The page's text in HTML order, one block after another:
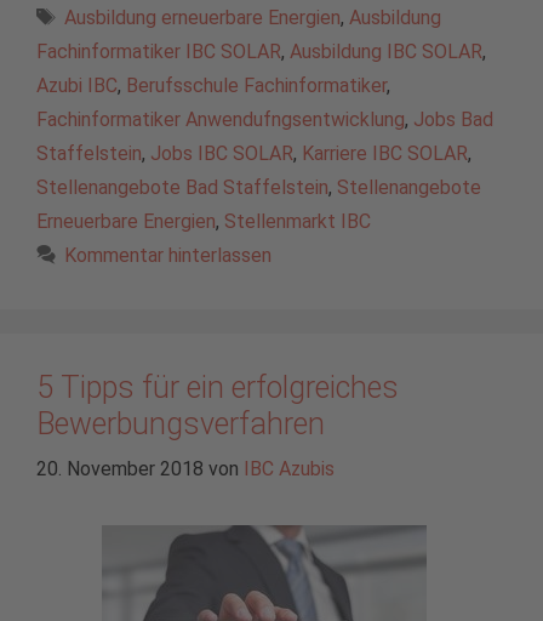
Schlagwörter
Ausbildung erneuerbare Energien, Ausbildung
Fachinformatiker IBC SOLAR, Ausbildung IBC SOLAR,
Azubi IBC, Berufsschule Fachinformatiker,
Fachinformatiker Anwendufngsentwicklung, Jobs Bad
Staffelstein, Jobs IBC SOLAR, Karriere IBC SOLAR,
Stellenangebote Bad Staffelstein, Stellenangebote
Erneuerbare Energien, Stellenmarkt IBC
Kommentar hinterlassen
5 Tipps für ein erfolgreiches
Bewerbungsverfahren
20. November 2018 von IBC Azubis